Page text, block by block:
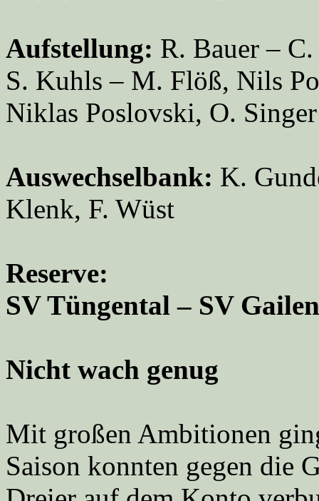
Aufstellung: R. Bauer –
S. Kuhls – M. Flöß, Nils
Niklas Poslovski, O. Singer
Auswechselbank: K.
Klenk, F. Wüst
Reserve:
SV Tüngental – SV
Nicht wach genug
Mit großen Ambitionen
Saison konnten gegen die